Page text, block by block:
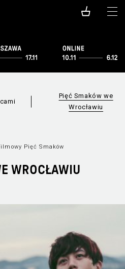
Pięć Smaków we
Wrocławiu
Pięć Smaków
WROCŁAWIU